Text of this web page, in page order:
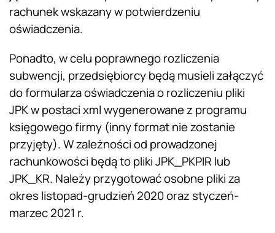
rachunek wskazany w potwierdzeniu
oświadczenia.
Ponadto, w celu poprawnego rozliczenia
subwencji, przedsiębiorcy będą musieli załączyć
do formularza oświadczenia o rozliczeniu pliki
JPK w postaci xml wygenerowane z programu
księgowego firmy (inny format nie zostanie
przyjęty). W zależności od prowadzonej
rachunkowości będą to pliki JPK_PKPIR lub
JPK_KR. Należy przygotować osobne pliki za
okres listopad-grudzień 2020 oraz styczeń-
marzec 2021 r.